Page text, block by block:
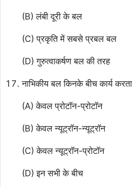
(B) लंबी दूरी के बल
(C) प्रकृति में सबसे प्रबल बल
(D) गुरुत्वाकर्षण बल की तरह
नाभिकीय बल किनके बीच कार्य
(A) केवल प्रोटॉन-प्रोटॉन
(B) केवल न्यूट्रॉन-न्यूट्रॉन
(C) केवल न्यूट्रॉन-प्रोटॉन
(D) इन सभी के बीच